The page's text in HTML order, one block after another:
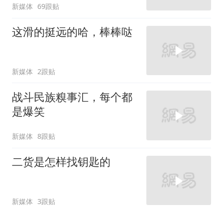
新媒体 69跟贴
这滑的挺远的哈，棒棒哒
新媒体 2跟贴
战斗民族糗事汇，每个都
是爆笑
新媒体 8跟贴
二货是怎样找钥匙的
新媒体 3跟贴